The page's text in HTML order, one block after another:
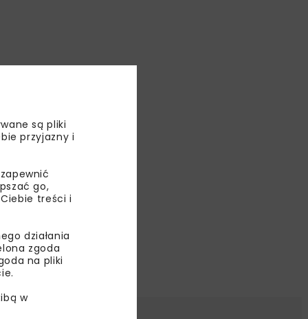
są pliki
przyjazny i
go,
treści i
działania
zgoda
na pliki
w